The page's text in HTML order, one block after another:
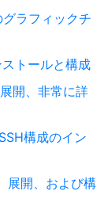
ラフィックチ
トールと構成
開、非常に詳
構成のイン
展開、および構